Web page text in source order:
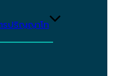
รปริญญาโท